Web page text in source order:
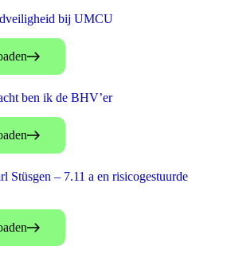
bij UMCU
ben ik de BHV’er
Stüsgen – 7.11 a en risicogestuurde